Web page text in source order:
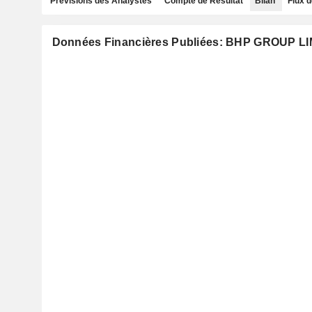
Données Financières Publiées: BHP GROUP